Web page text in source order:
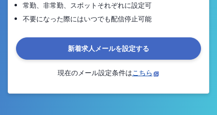
常勤、非常勤、スポットそれぞれに設定可
不要になった際にはいつでも配信停止可能
新着求人メールを設定する
現在のメール設定条件はこちら